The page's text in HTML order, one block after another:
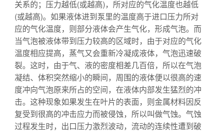
关系的；压力越低(或越高)，所对应的气化温度也越低
(或越高)。如果液体进到泵里的温度高于进口压力所对
应的气化温度，则部分液体会产生气化，形成气泡。而
当气泡被液体带到压力较高的区域时，由于对应的气化
温度相应提高，蒸气又会重新冷凝成液体，气泡迅速破
裂。这时，由于气、液的密度相差几百倍，所以在气泡
凝结、体积突然缩小的瞬间，周围的液体便以很高的速
度冲向气泡原来所占的空间，在液体内部发生猛烈的冲
击。这种现象如果发生在叶片的表面，则金属材料因反
复受到很高的冲击应力而被侵蚀，所以叫做气蚀。气蚀
过程发生时，出口压力激烈波动，流动的连续性遭到破